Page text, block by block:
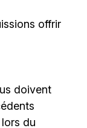
offrir
doivent
du